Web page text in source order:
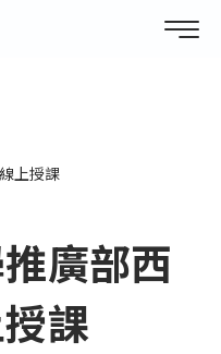
上授課
廣部西
課